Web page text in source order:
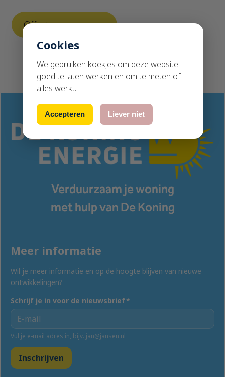
Verduurzaam je woning
met hulp van De Koning
Meer informatie
Wil je meer informatie en op de hoogte blijven van nieuwe
ontwikkelingen?
Schrijf je in voor de nieuwsbrief*
Vul je e-mail adres in, bijv. jan@jansen.nl
Inschrijven
Cookies
We gebruiken koekjes om deze website
goed te laten werken en om te meten of
alles werkt.
Accepteren Liever niet